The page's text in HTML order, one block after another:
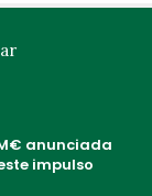
anunciada
impulso